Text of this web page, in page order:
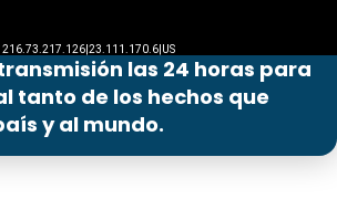
las 24 horas para
tanto de los hechos que
y al mundo.